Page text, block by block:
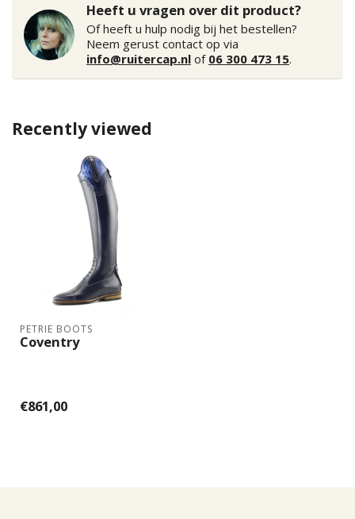
Heeft u vragen over dit product?
Of heeft u hulp nodig bij het bestellen?
Neem gerust contact op via
info@ruitercap.nl of 06 300 473 15.
Recently viewed
PETRIE BOOTS
Coventry
€861,00